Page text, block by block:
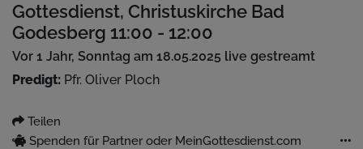
Gottesdienst, Christuskirche Bad
Godesberg 11:00 - 12:00
Vor 1 Jahr, Sonntag am 18.05.2025 live gestreamt
Predigt: Pfr. Oliver Ploch
Teilen
Spenden für Partner oder MeinGottesdienst.com